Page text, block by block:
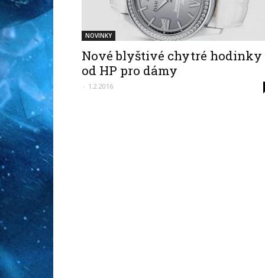
NOVINKY
Nové blyštivé chytré hodinky
od HP pro dámy
- 1.2.2016